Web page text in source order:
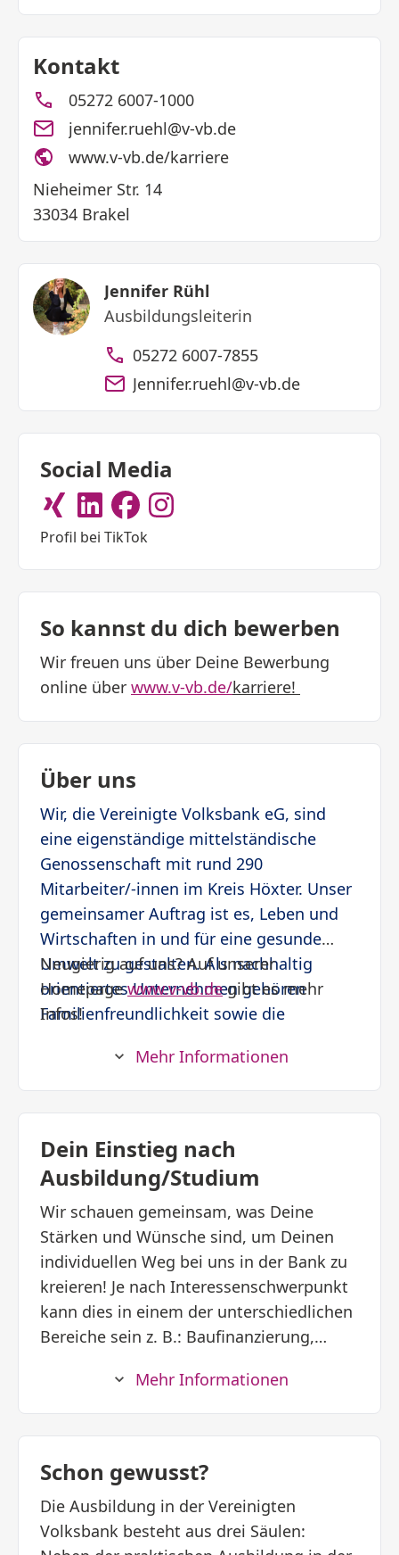
Kontakt
05272 6007-1000
jennifer.ruehl@v-vb.de
www.v-vb.de/karriere
Nieheimer Str. 14
33034 Brakel
Jennifer Rühl
Ausbildungsleiterin
05272 6007-7855
Jennifer.ruehl@v-vb.de
Social Media
Profil bei TikTok
So kannst du dich bewerben
Wir freuen uns über Deine Bewerbung
online über www.v-vb.de/karriere!
Über uns
Wir, die Vereinigte Volksbank eG, sind
eine eigenständige mittelständische
Genossenschaft mit rund 290
Mitarbeiter/-innen im Kreis Höxter. Unser
gemeinsamer Auftrag ist es, Leben und
Wirtschaften in und für eine gesunde
Umwelt zu gestalten. Als nachhaltig
orientiertes Unternehmen gehören
Familienfreundlichkeit sowie die
fachlichen Entwicklung aller Mitarbeiter/-
innen zu den Fundamenten unseres
Handelns. Gemeinsame Werte wie
Fairness, Transparenz und
Bodenständigkeit sind feste Bestandteile
unserer Philosophie. Zusammen
gestalten wir das Banking und die Region
von morgen.
Neugierig auf uns? Auf unserer
Homepagewww.v-vb.degibt es mehr
Infos!
Mehr Informationen
Dein Einstieg nach
Ausbildung/Studium
Wir schauen gemeinsam, was Deine
Stärken und Wünsche sind, um Deinen
individuellen Weg bei uns in der Bank zu
kreieren! Je nach Interessenschwerpunkt
kann dies in einem der unterschiedlichen
Bereiche sein z. B.: Baufinanzierung,
oder elektronischer Zahlungsverkehr.
Darüber hinaus bieten wir Dir
nebenberuflich eine Weiterqualifizierung
zum Fachwirt BankColleg oder die
Absolvierung eines Bachelor-Studiums
an.
Mehr Informationen
Schon gewusst?
Die Ausbildung in der Vereinigten
Volksbank besteht aus drei Säulen: